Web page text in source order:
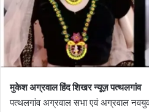
मुकेश अग्रवाल हिंद शिखर न्यूज़ पत्थलगांव
पत्थलगांव अग्रवाल सभा एवं अग्रवाल